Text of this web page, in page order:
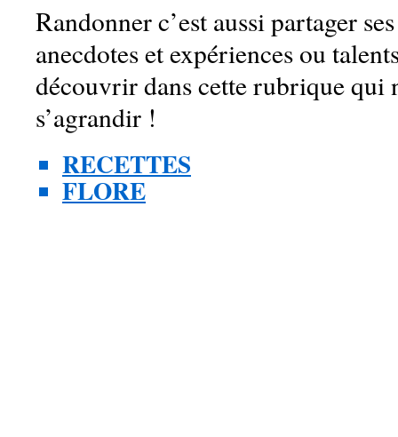
Randonner c’est aussi partager
anecdotes et expériences ou
découvrir dans cette rubrique qui
s’agrandir !
RECETTES
FLORE